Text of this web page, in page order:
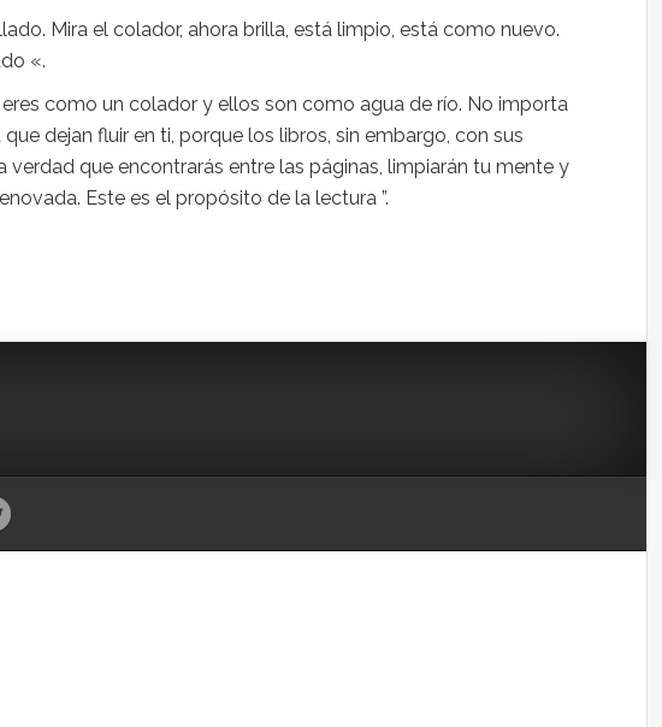
Mira el colador, ahora brilla, está limpio, está como nuevo.
«.
como un colador y ellos son como agua de río. No importa
dejan fluir en ti, porque los libros, sin embargo, con sus
que encontrarás entre las páginas, limpiarán tu mente y
Este es el propósito de la lectura ”.